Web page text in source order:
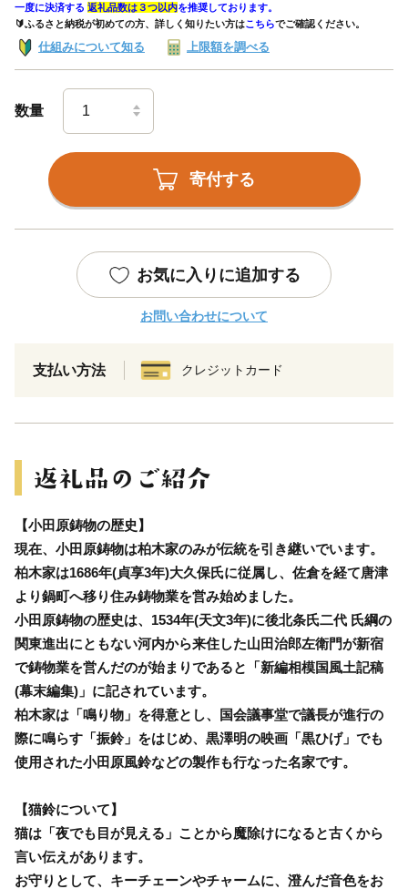
一度に決済する 返礼品数は３つ以内を推奨しております。
🔰ふるさと納税が初めての方、詳しく知りたい方はこちらでご確認ください。
仕組みについて知る 上限額を調べる
数量
寄付する
お気に入りに追加する
お問い合わせについて
支払い方法 クレジットカード
【小田原鋳物の歴史】
現在、小田原鋳物は柏木家のみが伝統を引き継いでいます。
柏木家は1686年(貞享3年)大久保氏に従属し、佐倉を経て唐津
より鍋町へ移り住み鋳物業を営み始めました。
小田原鋳物の歴史は、1534年(天文3年)に後北条氏二代 氏綱の
関東進出にともない河内から来住した山田治郎左衛門が新宿
で鋳物業を営んだのが始まりであると「新編相模国風土記稿
(幕末編集)」に記されています。
柏木家は「鳴り物」を得意とし、国会議事堂で議長が進行の
際に鳴らす「振鈴」をはじめ、黒澤明の映画「黒ひげ」でも
使用された小田原風鈴などの製作も行なった名家です。
【猫鈴について】
猫は「夜でも目が見える」ことから魔除けになると古くから
言い伝えがあります。
お守りとして、キーチェーンやチャームに、澄んだ音色をお